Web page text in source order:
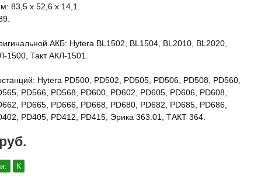
83,5 x 52,6 x 14,1.
АКБ: Hytera BL1502, BL1504, BL2010, BL2020,
1500, Такт АКЛ-1501.
Hytera PD500, PD502, PD505, PD506, PD508, PD560,
PD566, PD568, PD600, PD602, PD605, PD606, PD608,
PD665, PD666, PD668, PD680, PD682, PD685, PD686,
PD405, PD412, PD415, Эрика 363.01, ТАКТ 364.
К